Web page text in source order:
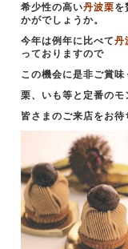
希少性の高い丹波栗を
かがでしょうか。
今年は例年に比べて丹
っておりますので
この機会に是非ご賞味
栗、いも等と定番のモ
皆さまのご来店をお待